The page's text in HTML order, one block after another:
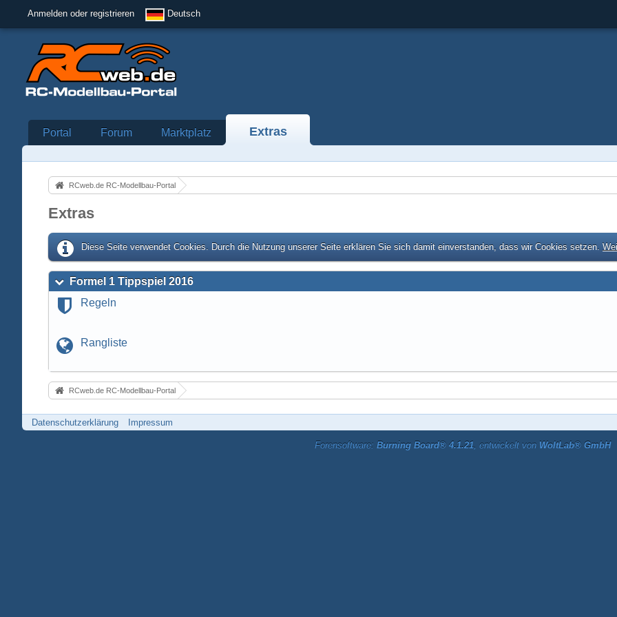
Anmelden oder registrieren Deutsch
Portal Forum Marktplatz Extras
RCweb.de RC-Modellbau-Portal
Extras
Diese Seite verwendet Cookies. Durch die Nutzung unserer Seite erklären Sie sich damit einverstanden, dass wir Cookies setzen.
Formel 1 Tippspiel 2016
Regeln
Rangliste
RCweb.de RC-Modellbau-Portal
Datenschutzerklärung Impressum
Forensoftware: Burning Board® 4.1.21, entwickelt von WoltLab® GmbH